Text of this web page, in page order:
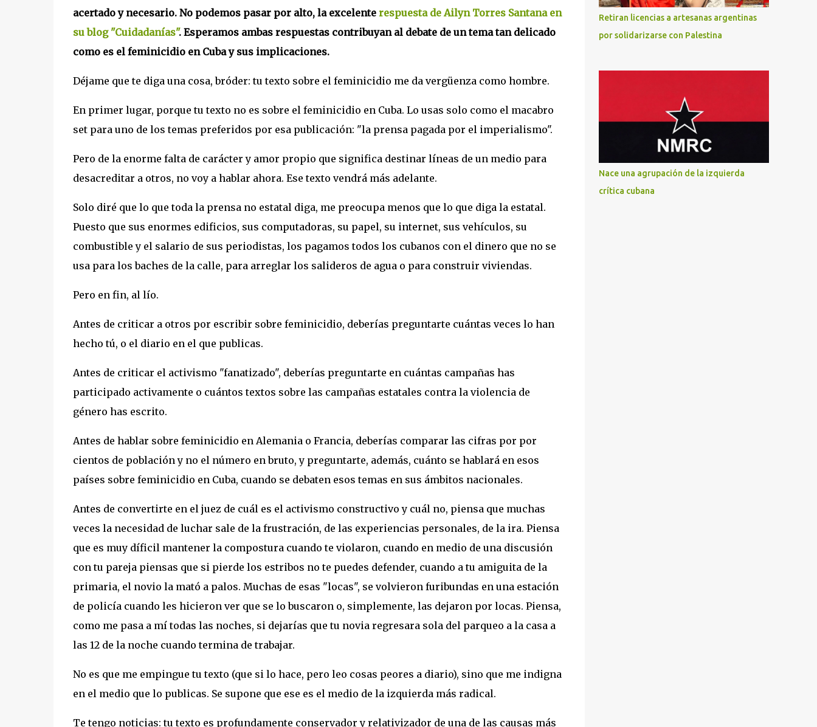
acertado y necesario. No podemos pasar por alto, la excelente respuesta de Ailyn Torres Santana en
su blog "Cuidadanías". Esperamos ambas respuestas contribuyan al debate de un tema tan delicado
como es el feminicidio en Cuba y sus implicaciones.
Déjame que te diga una cosa, bróder: tu texto sobre el feminicidio me da vergüenza como hombre.
En primer lugar, porque tu texto no es sobre el feminicidio en Cuba. Lo usas solo como el macabro
set para uno de los temas preferidos por esa publicación: "la prensa pagada por el imperialismo".
Pero de la enorme falta de carácter y amor propio que significa destinar líneas de un medio para
desacreditar a otros, no voy a hablar ahora. Ese texto vendrá más adelante.
Solo diré que lo que toda la prensa no estatal diga, me preocupa menos que lo que diga la estatal.
Puesto que sus enormes edificios, sus computadoras, su papel, su internet, sus vehículos, su
combustible y el salario de sus periodistas, los pagamos todos los cubanos con el dinero que no se
usa para los baches de la calle, para arreglar los salideros de agua o para construir viviendas.
Pero en fin, al lío.
Antes de criticar a otros por escribir sobre feminicidio, deberías preguntarte cuántas veces lo han
hecho tú, o el diario en el que publicas.
Antes de criticar el activismo "fanatizado", deberías preguntarte en cuántas campañas has
participado activamente o cuántos textos sobre las campañas estatales contra la violencia de
género has escrito.
Antes de hablar sobre feminicidio en Alemania o Francia, deberías comparar las cifras por por
cientos de población y no el número en bruto, y preguntarte, además, cuánto se hablará en esos
países sobre feminicidio en Cuba, cuando se debaten esos temas en sus ámbitos nacionales.
Antes de convertirte en el juez de cuál es el activismo constructivo y cuál no, piensa que muchas
veces la necesidad de luchar sale de la frustración, de las experiencias personales, de la ira. Piensa
que es muy díficil mantener la compostura cuando te violaron, cuando en medio de una discusión
con tu pareja piensas que si pierde los estribos no te puedes defender, cuando a tu amiguita de la
primaria, el novio la mató a palos. Muchas de esas "locas", se volvieron furibundas en una estación
de policía cuando les hicieron ver que se lo buscaron o, simplemente, las dejaron por locas. Piensa,
como me pasa a mí todas las noches, si dejarías que tu novia regresara sola del parqueo a la casa a
las 12 de la noche cuando termina de trabajar.
No es que me empingue tu texto (que si lo hace, pero leo cosas peores a diario), sino que me indigna
en el medio que lo publicas. Se supone que ese es el medio de la izquierda más radical.
Te tengo noticias: tu texto es profundamente conservador y relativizador de una de las causas más
Retiran licencias a artesanas argentinas
por solidarizarse con Palestina
Nace una agrupación de la izquierda
crítica cubana